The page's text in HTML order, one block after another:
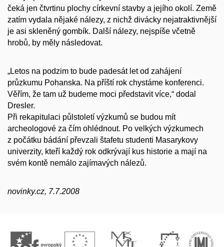
čeká jen čtvrtinu plochy církevní stavby a jejího okolí. Země
zatím vydala nějaké nálezy, z nichž divácky nejatraktivnější
je asi skleněný gombík. Další nálezy, nejspíše včetně
hrobů, by měly následovat.
„Letos na podzim to bude padesát let od zahájení
průzkumu Pohanska. Na příští rok chystáme konferenci.
Věřím, že tam už budeme moci představit více,“ dodal
Dresler.
Při rekapitulaci půlstoletí výzkumů se budou mít
archeologové za čím ohlédnout. Po velkých výzkumech
z počátku bádání převzali štafetu studenti Masarykovy
univerzity, kteří každý rok odkrývají kus historie a mají na
svém kontě nemálo zajímavých nálezů.
novinky.cz, 7.7.2008